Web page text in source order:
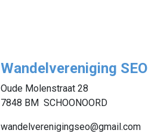
Wandelvereniging SEO
Oude Molenstraat 28
7848 BM SCHOONOORD
wandelverenigingseo@gmail.com